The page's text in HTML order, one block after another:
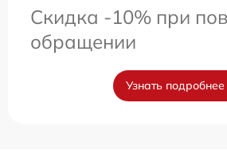
Скидка -10% при
обращении
Узнать подробнее